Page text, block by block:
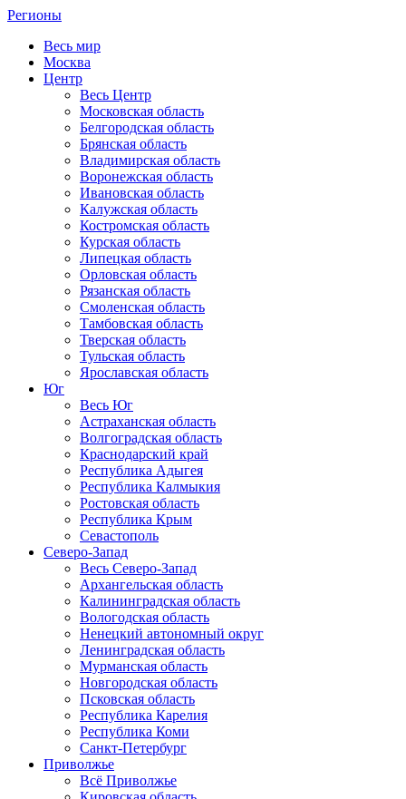
Регионы
Весь мир
Москва
Центр
Весь Центр
Московская область
Белгородская область
Брянская область
Владимирская область
Воронежская область
Ивановская область
Калужская область
Костромская область
Курская область
Липецкая область
Орловская область
Рязанская область
Смоленская область
Тамбовская область
Тверская область
Тульская область
Ярославская область
Юг
Весь Юг
Астраханская область
Волгоградская область
Краснодарский край
Республика Адыгея
Республика Калмыкия
Ростовская область
Республика Крым
Севастополь
Северо-Запад
Весь Северо-Запад
Архангельская область
Калининградская область
Вологодская область
Ненецкий автономный округ
Ленинградская область
Мурманская область
Новгородская область
Псковская область
Республика Карелия
Республика Коми
Санкт-Петербург
Приволжье
Всё Приволжье